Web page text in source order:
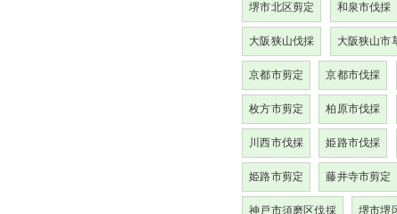
堺市北区剪定 和泉市伐採
大阪狭山伐採 大阪狭山市
京都市剪定 京都市伐採
枚方市剪定 柏原市伐採
川西市伐採 姫路市伐採
姫路市剪定 藤井寺市剪定
神戸市須磨区伐採 堺市堺